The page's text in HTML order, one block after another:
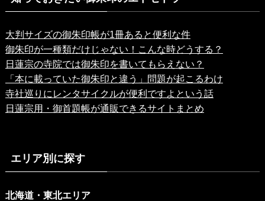
大判サイズの御朱印帳が1冊あると便利な件
御朱印が一種類だけじゃない！こんな時どうする？
日蓮宗の寺院では御朱印を書いてもらえない？
「本に載っていた御朱印と違う」問題が起こるわけ
寺社巡りにレンタサイクルが便利ですよという話
日蓮宗用・御首題帳が通販できるサイトまとめ
エリア別に探す
北海道・東北エリア